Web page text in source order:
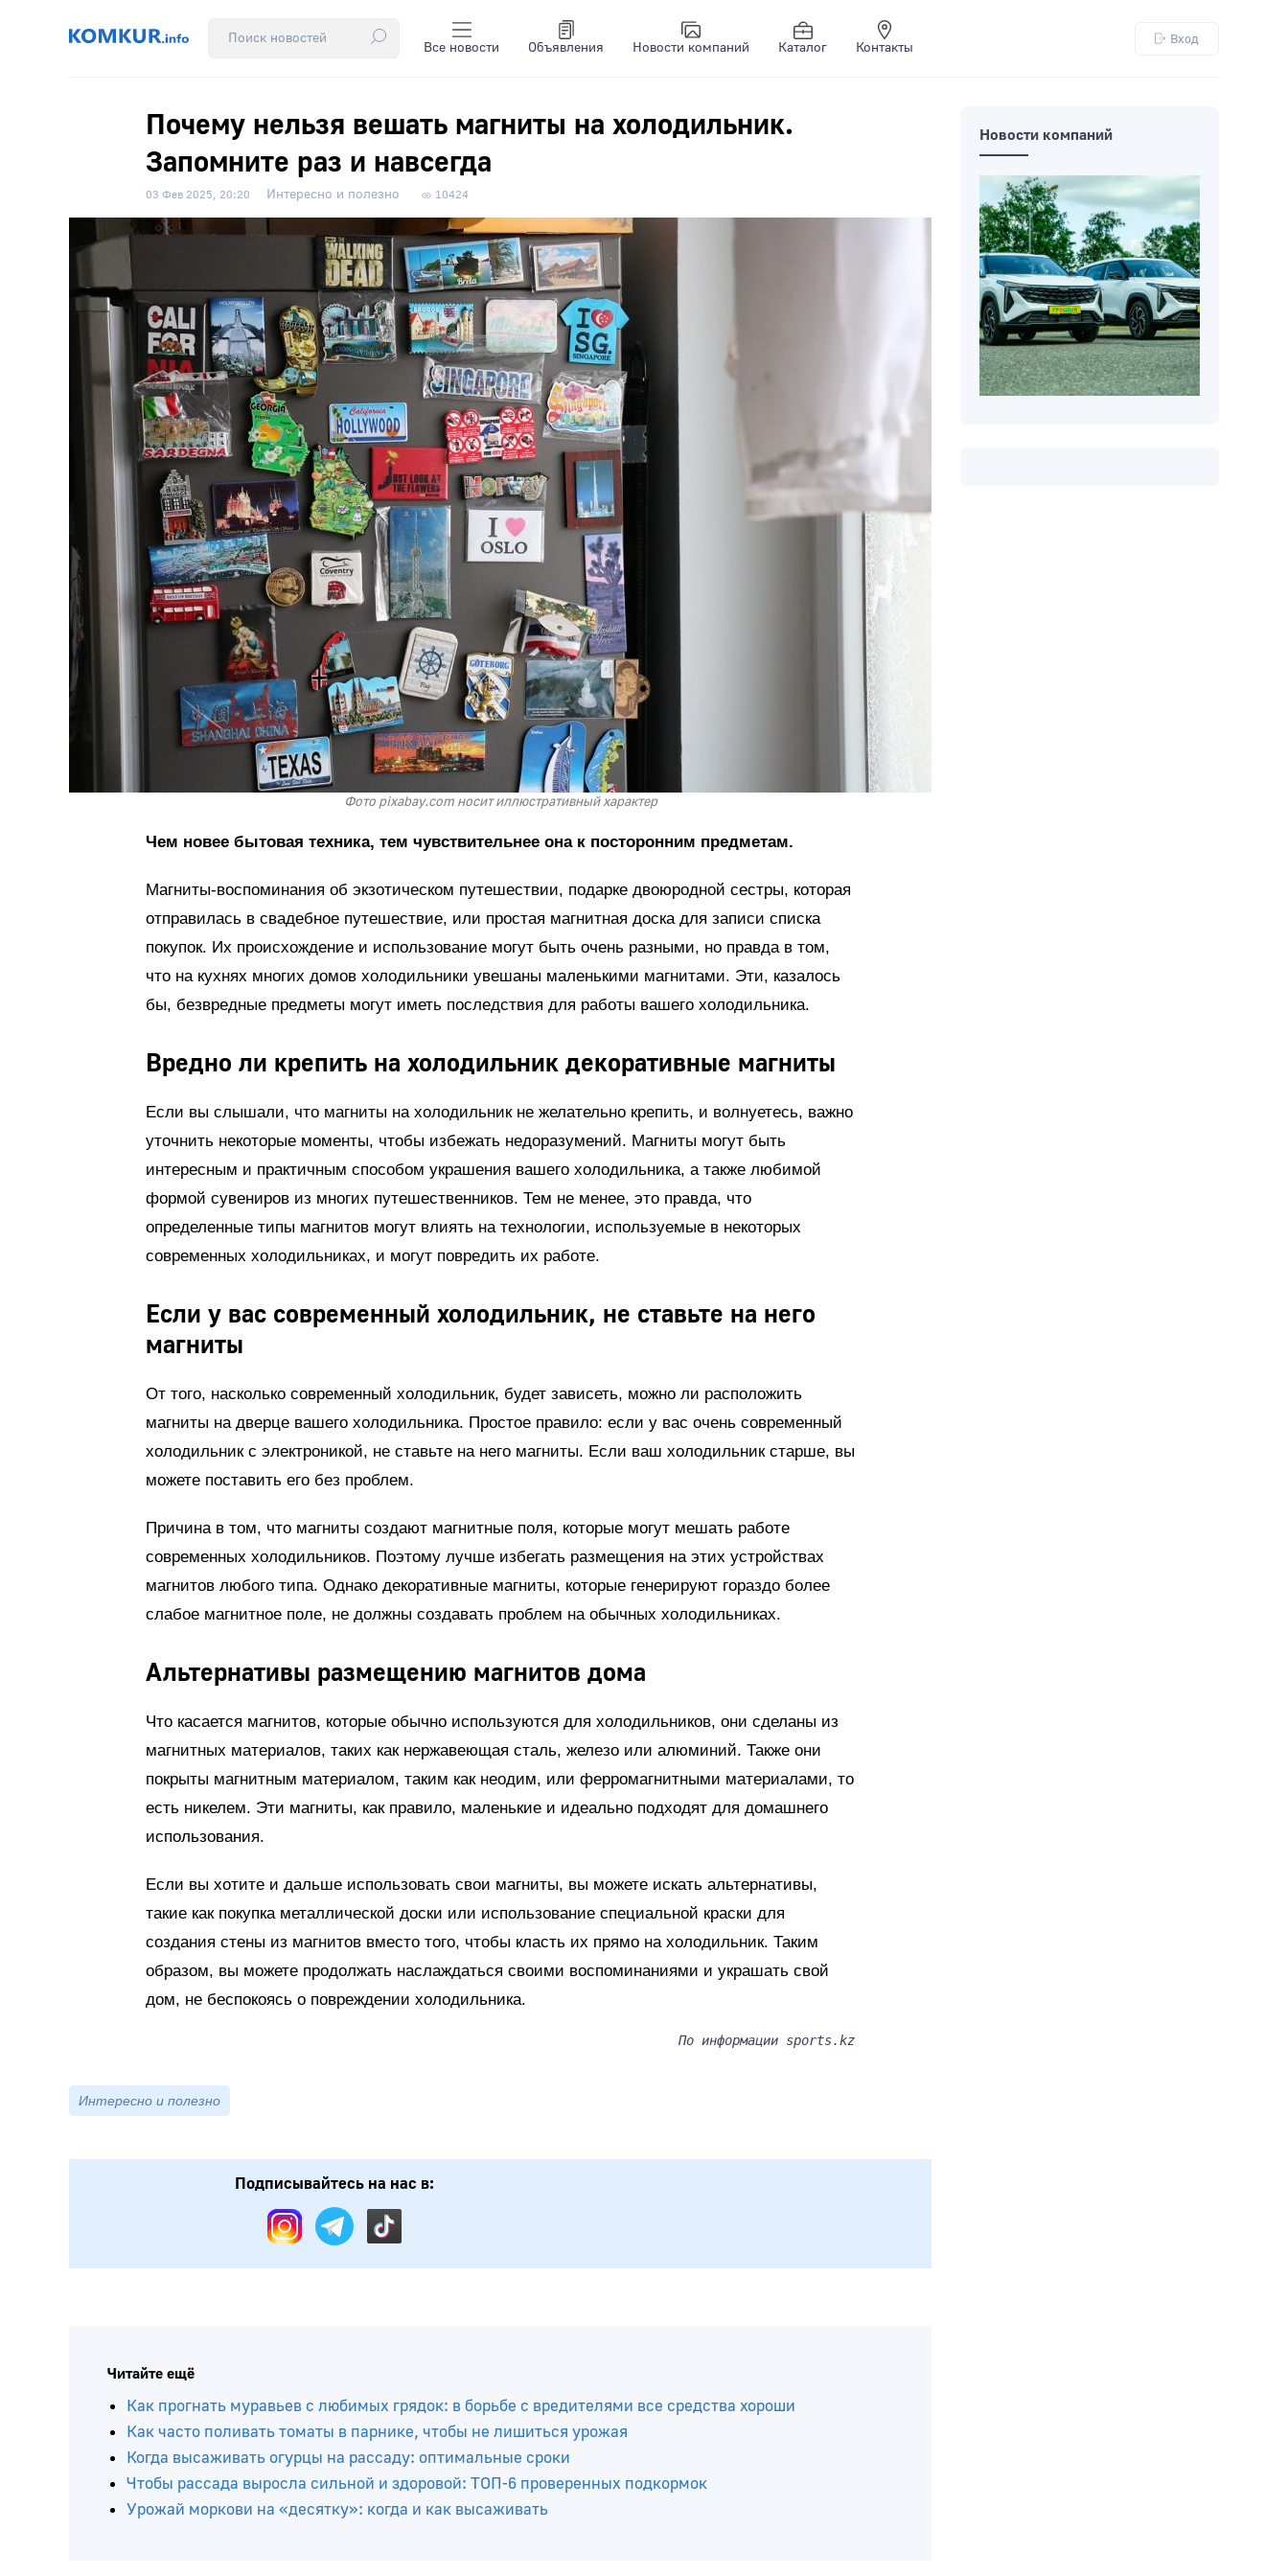
Все новости Объявления Новости компаний Каталог Контакты
Вход
Почему нельзя вешать магниты на холодильник.
Запомните раз и навсегда
03 Фев 2025, 20:20 Интересно и полезно 10424
Фото pixabay.com носит иллюстративный характер
Чем новее бытовая техника, тем чувствительнее она к посторонним предметам.
Магниты-воспоминания об экзотическом путешествии, подарке двоюродной сестры, которая
отправилась в свадебное путешествие, или простая магнитная доска для записи списка
покупок. Их происхождение и использование могут быть очень разными, но правда в том,
что на кухнях многих домов холодильники увешаны маленькими магнитами. Эти, казалось
бы, безвредные предметы могут иметь последствия для работы вашего холодильника.
Вредно ли крепить на холодильник декоративные магниты
Если вы слышали, что магниты на холодильник не желательно крепить, и волнуетесь, важно
уточнить некоторые моменты, чтобы избежать недоразумений. Магниты могут быть
интересным и практичным способом украшения вашего холодильника, а также любимой
формой сувениров из многих путешественников. Тем не менее, это правда, что
определенные типы магнитов могут влиять на технологии, используемые в некоторых
современных холодильниках, и могут повредить их работе.
Если у вас современный холодильник, не ставьте на него
магниты
От того, насколько современный холодильник, будет зависеть, можно ли расположить
магниты на дверце вашего холодильника. Простое правило: если у вас очень современный
холодильник с электроникой, не ставьте на него магниты. Если ваш холодильник старше, вы
можете поставить его без проблем.
Причина в том, что магниты создают магнитные поля, которые могут мешать работе
современных холодильников. Поэтому лучше избегать размещения на этих устройствах
магнитов любого типа. Однако декоративные магниты, которые генерируют гораздо более
слабое магнитное поле, не должны создавать проблем на обычных холодильниках.
Альтернативы размещению магнитов дома
Что касается магнитов, которые обычно используются для холодильников, они сделаны из
магнитных материалов, таких как нержавеющая сталь, железо или алюминий. Также они
покрыты магнитным материалом, таким как неодим, или ферромагнитными материалами, то
есть никелем. Эти магниты, как правило, маленькие и идеально подходят для домашнего
использования.
Если вы хотите и дальше использовать свои магниты, вы можете искать альтернативы,
такие как покупка металлической доски или использование специальной краски для
создания стены из магнитов вместо того, чтобы класть их прямо на холодильник. Таким
образом, вы можете продолжать наслаждаться своими воспоминаниями и украшать свой
дом, не беспокоясь о повреждении холодильника.
По информации sports.kz
Интересно и полезно
Подписывайтесь на нас в:
Читайте ещё
Как прогнать муравьев с любимых грядок: в борьбе с вредителями все средства хороши
Как часто поливать томаты в парнике, чтобы не лишиться урожая
Новости компаний